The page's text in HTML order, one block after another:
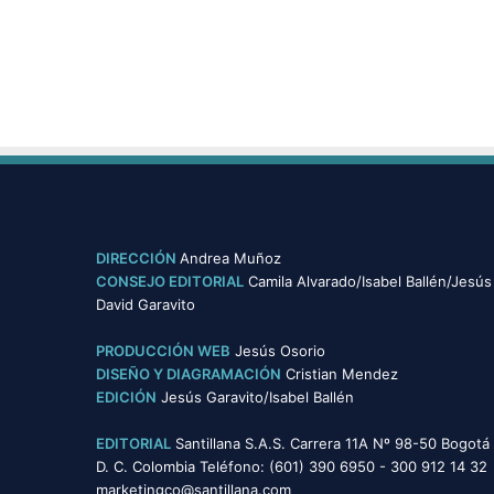
DIRECCIÓN Andrea Muñoz
CONSEJO EDITORIAL Camila Alvarado/Isabel Ballén/Jesús
David Garavito
PRODUCCIÓN WEB Jesús Osorio
DISEÑO Y DIAGRAMACIÓN Cristian Mendez
EDICIÓN Jesús Garavito/Isabel Ballén
EDITORIAL Santillana S.A.S. Carrera 11A Nº 98-50 Bogotá
D. C. Colombia Teléfono: (601) 390 6950 - 300 912 14 32
marketingco@santillana.com